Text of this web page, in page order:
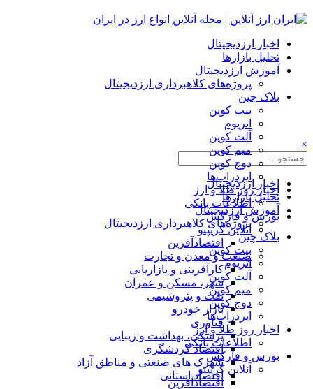
اخبار ارزدیجیتال
تحلیل بازارها
آموزش ارزدیجیتال
پروژه‌های کلاهبرداری ارزدیجیتال
بلاک چین
بیت کوین
اتریوم
آلت کوین
میم کوین‌
دوج کوین
ایردراپ‌ها
اخبار روز طلا و ارز
اطلاعات بانکی
بورس و فارکس
آنلاین کریپتو
اقتصادآفرین
صنعت و معدن و تجارت
کارآفرینی و بازاریابی
شهر، مسکن و عمران
نفت و پتروشیمی
بازار خودرو
فناوری
پزشکی، بهداشت و زیبایی
اقتصاد گردشگری
شهرک های صنعتی و مناطق آزاد
اقتصاد استانی
×
اخبار ارزدیجیتال
تحلیل بازارها
آموزش ارزدیجیتال
پروژه‌های کلاهبرداری ارزدیجیتال
بلاک چین
بیت کوین
اتریوم
آلت کوین
میم کوین‌
دوج کوین
ایردراپ‌ها
اخبار روز طلا و ارز
اطلاعات بانکی
بورس و فارکس
آنلاین کریپتو
اقتصادآفرین